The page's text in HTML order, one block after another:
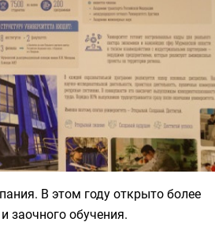
В этом году открыто более
заочного обучения.